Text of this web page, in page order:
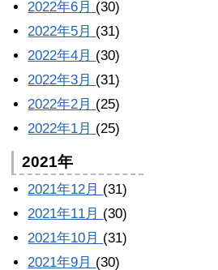
2022年6月 (30)
2022年5月 (31)
2022年4月 (30)
2022年3月 (31)
2022年2月 (25)
2022年1月 (25)
2021年
2021年12月 (31)
2021年11月 (30)
2021年10月 (31)
2021年9月 (30)